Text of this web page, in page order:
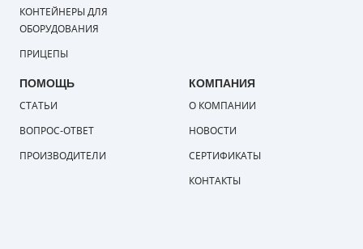
КОНТЕЙНЕРЫ ДЛЯ
ОБОРУДОВАНИЯ
ПРИЦЕПЫ
ПОМОЩЬ
СТАТЬИ
ВОПРОС-ОТВЕТ
ПРОИЗВОДИТЕЛИ
КОМПАНИЯ
О КОМПАНИИ
НОВОСТИ
СЕРТИФИКАТЫ
КОНТАКТЫ